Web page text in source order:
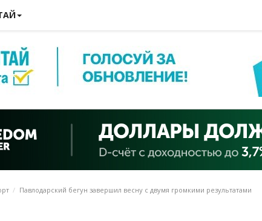
Павлодарский бегун завершил весну с двумя громкими результатами